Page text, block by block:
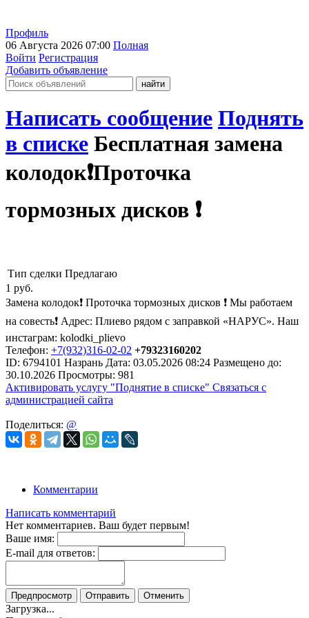
Профиль
06 Августа 2026 07:00 Полная
Войти Регистрация
Добавить объявление
Написать сообщение Поднять
в списке Бесплатная замена
колодок❗Проточка
тормозных дисков ❗
Тип сделки Предлагаю
1 руб.
Замена колодок❗ Проточка тормозных дисков ❗ Мы работаем
на совесть❗ Адрес: Плиево рядом с заправкой «НАРУС». Наш
инстаграм: kolodki_plievo
Телефон: +7(932)316-02-02 +79323160202
ID: 6794101 Назрань Дата: 03.05.2026 08:24 Размещено до:
30.10.2026 Просмотры: 981
Активировать услугу "Поднятие в списке" Связаться с
администрацией сайта
Поделиться: @
Комментарии
Написать комментарий
Нет комментариев. Ваш будет первым!
Ваше имя:
E-mail для ответов:
Предпросмотр Отправить Отменить
Загрузка...